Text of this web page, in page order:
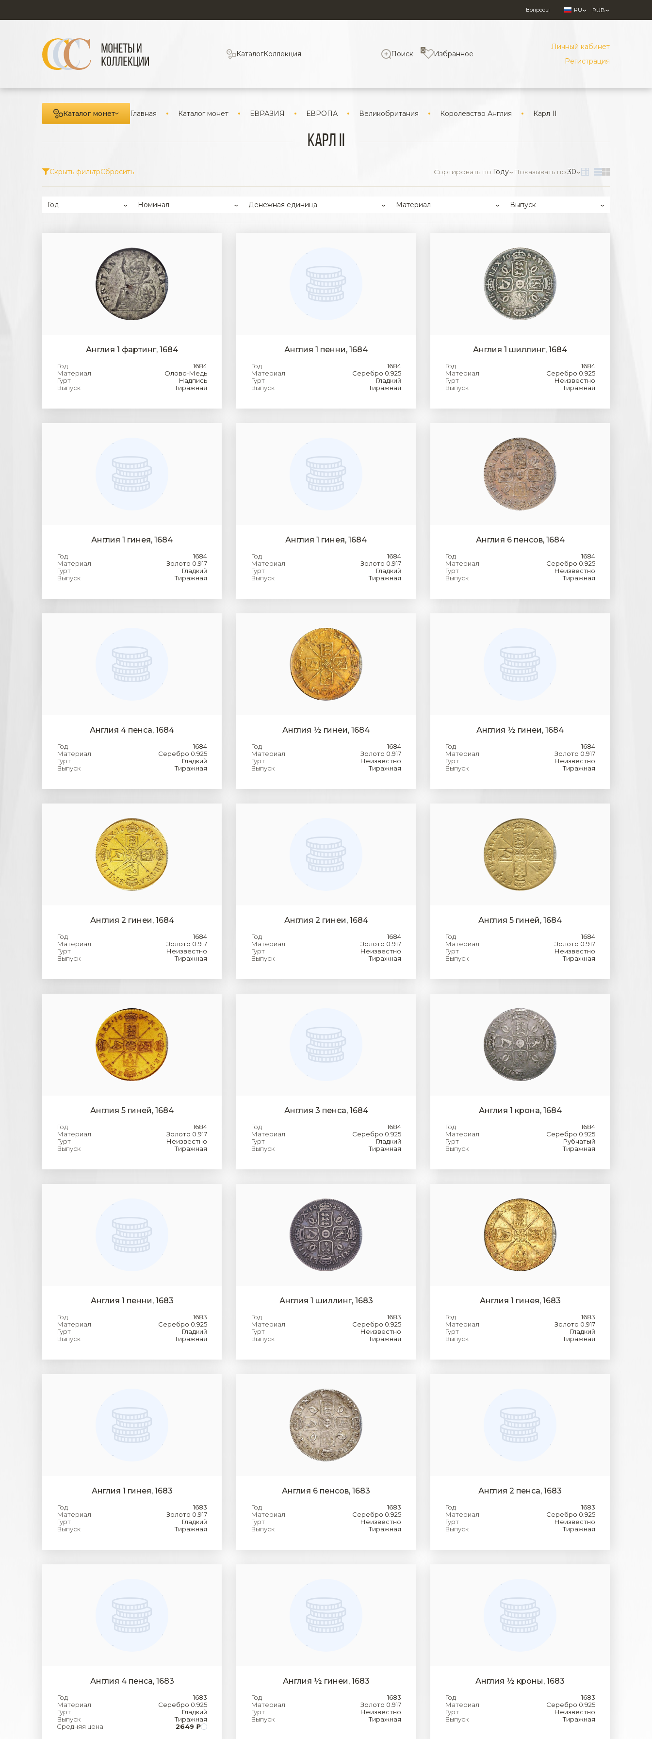
Вопросы RU RUB
КаталогКоллекция Поиск Избранное
0
Личный кабинет
Регистрация
Каталог монет Главная Каталог монет ЕВРАЗИЯ ЕВРОПА Великобритания Королевство Англия Карл II
Карл II
Скрыть фильтрСбросить Сортировать по:Году Показывать по:30
Год Номинал Денежная единица Материал Выпуск
Англия 1 фартинг, 1684
Год
1684
Материал
Олово-Медь
Гурт
Надпись
Выпуск
Тиражная
Англия 1 пенни, 1684
Год
1684
Материал
Серебро 0.925
Гурт
Гладкий
Выпуск
Тиражная
Англия 1 шиллинг, 1684
Год
1684
Материал
Серебро 0.925
Гурт
Неизвестно
Выпуск
Тиражная
Англия 1 гинея, 1684
Год
1684
Материал
Золото 0.917
Гурт
Гладкий
Выпуск
Тиражная
Англия 1 гинея, 1684
Год
1684
Материал
Золото 0.917
Гурт
Гладкий
Выпуск
Тиражная
Англия 6 пенсов, 1684
Год
1684
Материал
Серебро 0.925
Гурт
Неизвестно
Выпуск
Тиражная
Англия 4 пенса, 1684
Год
1684
Материал
Серебро 0.925
Гурт
Гладкий
Выпуск
Тиражная
Англия ½ гинеи, 1684
Год
1684
Материал
Золото 0.917
Гурт
Неизвестно
Выпуск
Тиражная
Англия ½ гинеи, 1684
Год
1684
Материал
Золото 0.917
Гурт
Неизвестно
Выпуск
Тиражная
Англия 2 гинеи, 1684
Год
1684
Материал
Золото 0.917
Гурт
Неизвестно
Выпуск
Тиражная
Англия 2 гинеи, 1684
Год
1684
Материал
Золото 0.917
Гурт
Неизвестно
Выпуск
Тиражная
Англия 5 гиней, 1684
Год
1684
Материал
Золото 0.917
Гурт
Неизвестно
Выпуск
Тиражная
Англия 5 гиней, 1684
Год
1684
Материал
Золото 0.917
Гурт
Неизвестно
Выпуск
Тиражная
Англия 3 пенса, 1684
Год
1684
Материал
Серебро 0.925
Гурт
Гладкий
Выпуск
Тиражная
Англия 1 крона, 1684
Год
1684
Материал
Серебро 0.925
Гурт
Рубчатый
Выпуск
Тиражная
Англия 1 пенни, 1683
Год
1683
Материал
Серебро 0.925
Гурт
Гладкий
Выпуск
Тиражная
Англия 1 шиллинг, 1683
Год
1683
Материал
Серебро 0.925
Гурт
Неизвестно
Выпуск
Тиражная
Англия 1 гинея, 1683
Год
1683
Материал
Золото 0.917
Гурт
Гладкий
Выпуск
Тиражная
Англия 1 гинея, 1683
Год
1683
Материал
Золото 0.917
Гурт
Гладкий
Выпуск
Тиражная
Англия 6 пенсов, 1683
Год
1683
Материал
Серебро 0.925
Гурт
Неизвестно
Выпуск
Тиражная
Англия 2 пенса, 1683
Год
1683
Материал
Серебро 0.925
Гурт
Неизвестно
Выпуск
Тиражная
Англия 4 пенса, 1683
Год
1683
Материал
Серебро 0.925
Гурт
Гладкий
Выпуск
Тиражная
Средняя цена
2649 ₽
Англия ½ гинеи, 1683
Год
1683
Материал
Золото 0.917
Гурт
Неизвестно
Выпуск
Тиражная
Англия ½ кроны, 1683
Год
1683
Материал
Серебро 0.925
Гурт
Неизвестно
Выпуск
Тиражная